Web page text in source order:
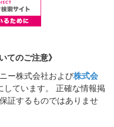
てのご注意》
ー株式会社および株式会
しています。 正確な情報掲
証するものではありませ